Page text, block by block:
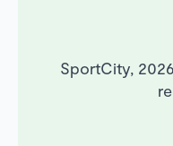
SportCity,